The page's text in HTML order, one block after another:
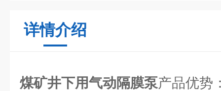
详情介绍
煤矿井下用气动隔膜泵产品优势